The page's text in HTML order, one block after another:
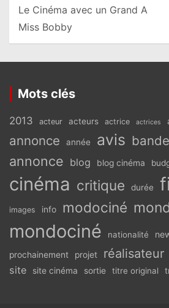
Le Cinéma avec un Grand A
Miss Bobby
Mots clés
2013 acteur acteurs actrice actrices
annonce année avis bande
annonce blog blog cinéma
cinéma critique durée
images info modociné
mondociné nationalité
prochainement projet réalisateur
site site cinéma sortie titre original